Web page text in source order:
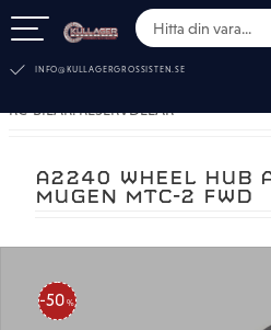
INFO@KULLAGERGROSSISTEN.SE
RC-BILAR. RESERVDELAR
A2240 WHEEL HUB
MUGEN MTC-2 FWD
50 %